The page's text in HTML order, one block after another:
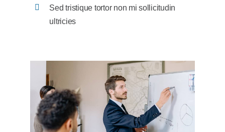
Sed tristique tortor non mi sollicitudin
ultricies